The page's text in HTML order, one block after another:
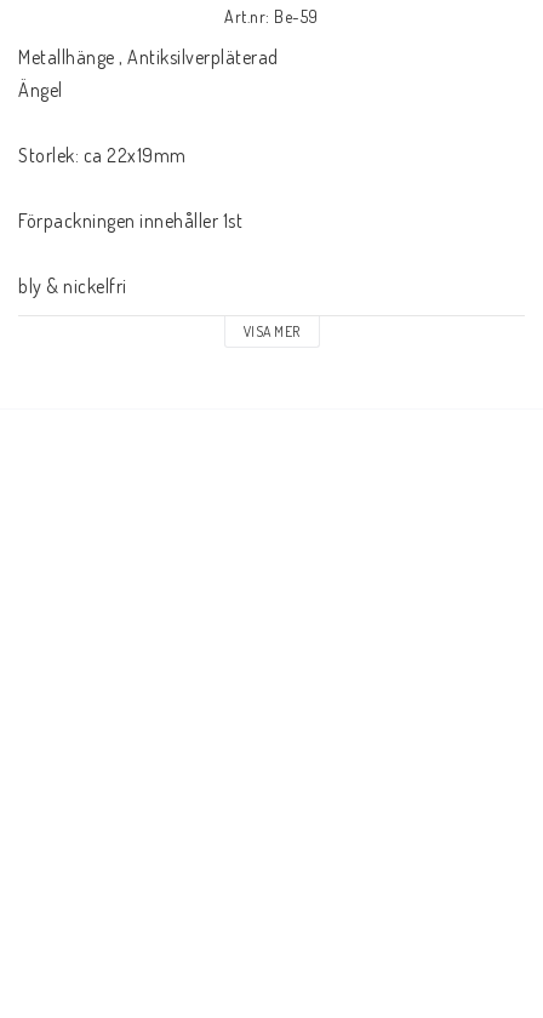
Art.nr: Be-59
Metallhänge , Antiksilverpläterad
Ängel
Storlek: ca 22x19mm
Förpackningen innehåller 1st
bly & nickelfri
VISA MER